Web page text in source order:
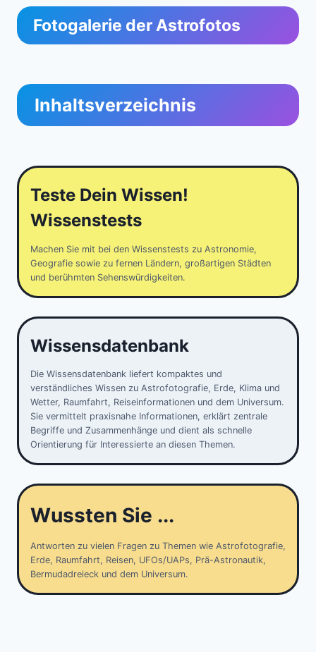
Fotogalerie der Astrofotos
Inhaltsverzeichnis
Teste Dein Wissen!
Wissenstests
Machen Sie mit bei den Wissenstests zu Astronomie,
Geografie sowie zu fernen Ländern, großartigen Städten
und berühmten Sehenswürdigkeiten.
Wissensdatenbank
Die Wissensdatenbank liefert kompaktes und
verständliches Wissen zu Astrofotografie, Erde, Klima und
Wetter, Raumfahrt, Reiseinformationen und dem Universum.
Sie vermittelt praxisnahe Informationen, erklärt zentrale
Begriffe und Zusammenhänge und dient als schnelle
Orientierung für Interessierte an diesen Themen.
Wussten Sie ...
Antworten zu vielen Fragen zu Themen wie Astrofotografie,
Erde, Raumfahrt, Reisen, UFOs/UAPs, Prä-Astronautik,
Bermudadreieck und dem Universum.